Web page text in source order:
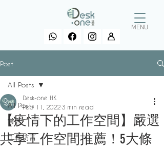
MENU
Post
All Posts
常習
工作坊言
All Posts
【疫情下的工作空間】嚴選
共享工作空間推薦！5大條
Desk-one HK
Feb 11, 2022 3 min read